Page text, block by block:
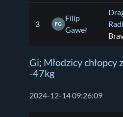
3 FG
Filip
Gaweł
Gi; Młodzicy chłopcy
-47kg
2024-12-14 09:26:09